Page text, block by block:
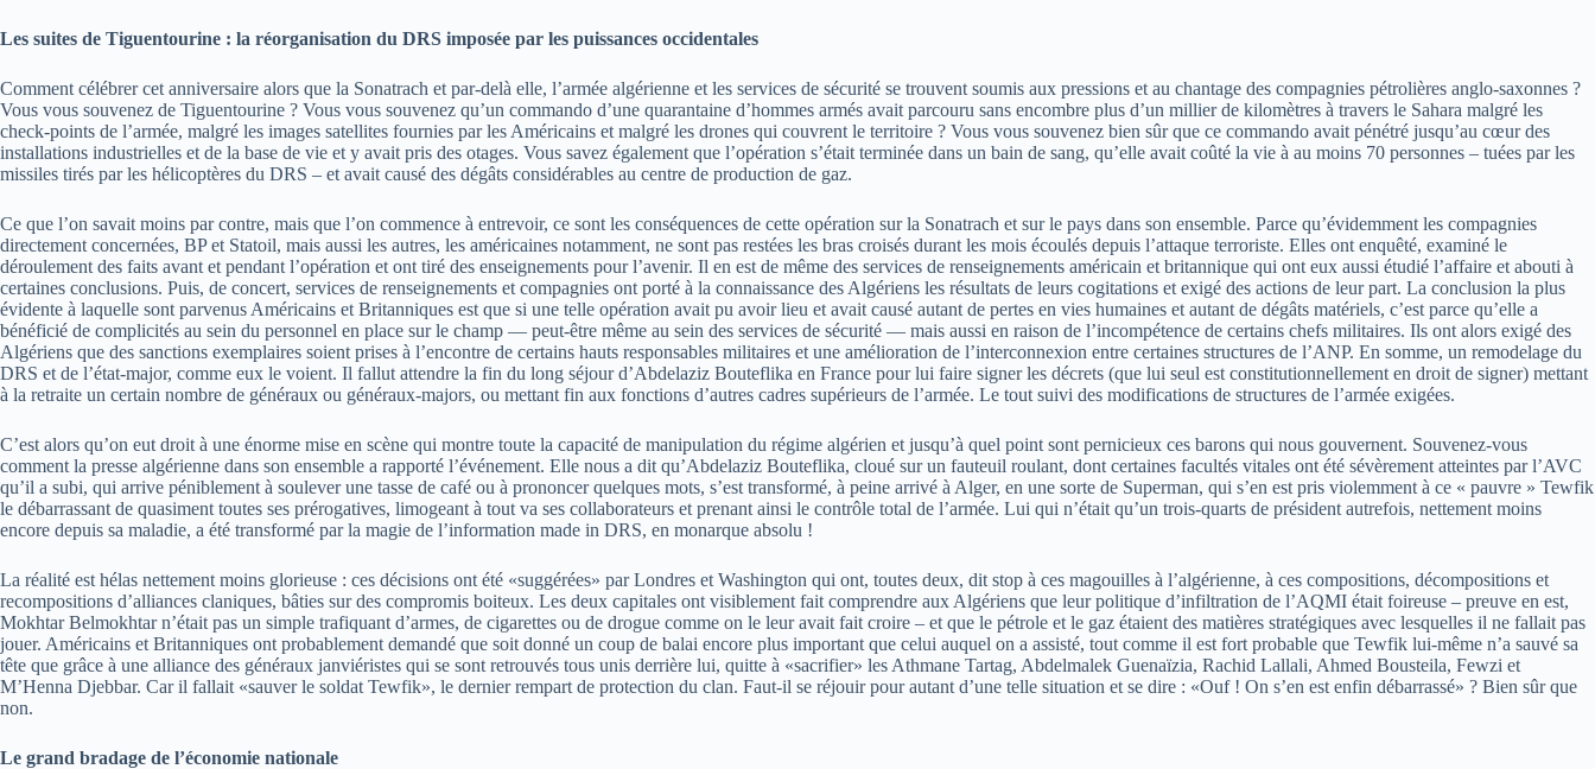
Les suites de Tiguentourine : la réorganisation du DRS imposée par les puissances occidentales
Comment célébrer cet anniversaire alors que la Sonatrach et par-delà elle, l’armée algérienne et les services de sécurité se trouvent soumis aux pressions et au chantage des compagnies pétrolières anglo-saxonnes ?
Vous vous souvenez de Tiguentourine ? Vous vous souvenez qu’un commando d’une quarantaine d’hommes armés avait parcouru sans encombre plus d’un millier de kilomètres à travers le Sahara malgré les
check-points de l’armée, malgré les images satellites fournies par les Américains et malgré les drones qui couvrent le territoire ? Vous vous souvenez bien sûr que ce commando avait pénétré jusqu’au cœur des
installations industrielles et de la base de vie et y avait pris des otages. Vous savez également que l’opération s’était terminée dans un bain de sang, qu’elle avait coûté la vie à au moins 70 personnes – tuées par les
missiles tirés par les hélicoptères du DRS – et avait causé des dégâts considérables au centre de production de gaz.
Ce que l’on savait moins par contre, mais que l’on commence à entrevoir, ce sont les conséquences de cette opération sur la Sonatrach et sur le pays dans son ensemble. Parce qu’évidemment les compagnies
directement concernées, BP et Statoil, mais aussi les autres, les américaines notamment, ne sont pas restées les bras croisés durant les mois écoulés depuis l’attaque terroriste. Elles ont enquêté, examiné le
déroulement des faits avant et pendant l’opération et ont tiré des enseignements pour l’avenir. Il en est de même des services de renseignements américain et britannique qui ont eux aussi étudié l’affaire et abouti à
certaines conclusions. Puis, de concert, services de renseignements et compagnies ont porté à la connaissance des Algériens les résultats de leurs cogitations et exigé des actions de leur part. La conclusion la plus
évidente à laquelle sont parvenus Américains et Britanniques est que si une telle opération avait pu avoir lieu et avait causé autant de pertes en vies humaines et autant de dégâts matériels, c’est parce qu’elle a
bénéficié de complicités au sein du personnel en place sur le champ — peut-être même au sein des services de sécurité — mais aussi en raison de l’incompétence de certains chefs militaires. Ils ont alors exigé des
Algériens que des sanctions exemplaires soient prises à l’encontre de certains hauts responsables militaires et une amélioration de l’interconnexion entre certaines structures de l’ANP. En somme, un remodelage du
DRS et de l’état-major, comme eux le voient. Il fallut attendre la fin du long séjour d’Abdelaziz Bouteflika en France pour lui faire signer les décrets (que lui seul est constitutionnellement en droit de signer) mettant
à la retraite un certain nombre de généraux ou généraux-majors, ou mettant fin aux fonctions d’autres cadres supérieurs de l’armée. Le tout suivi des modifications de structures de l’armée exigées.
C’est alors qu’on eut droit à une énorme mise en scène qui montre toute la capacité de manipulation du régime algérien et jusqu’à quel point sont pernicieux ces barons qui nous gouvernent. Souvenez-vous
comment la presse algérienne dans son ensemble a rapporté l’événement. Elle nous a dit qu’Abdelaziz Bouteflika, cloué sur un fauteuil roulant, dont certaines facultés vitales ont été sévèrement atteintes par l’AVC
qu’il a subi, qui arrive péniblement à soulever une tasse de café ou à prononcer quelques mots, s’est transformé, à peine arrivé à Alger, en une sorte de Superman, qui s’en est pris violemment à ce « pauvre » Tewfik
le débarrassant de quasiment toutes ses prérogatives, limogeant à tout va ses collaborateurs et prenant ainsi le contrôle total de l’armée. Lui qui n’était qu’un trois-quarts de président autrefois, nettement moins
encore depuis sa maladie, a été transformé par la magie de l’information made in DRS, en monarque absolu !
La réalité est hélas nettement moins glorieuse : ces décisions ont été «suggérées» par Londres et Washington qui ont, toutes deux, dit stop à ces magouilles à l’algérienne, à ces compositions, décompositions et
recompositions d’alliances claniques, bâties sur des compromis boiteux. Les deux capitales ont visiblement fait comprendre aux Algériens que leur politique d’infiltration de l’AQMI était foireuse – preuve en est,
Mokhtar Belmokhtar n’était pas un simple trafiquant d’armes, de cigarettes ou de drogue comme on le leur avait fait croire – et que le pétrole et le gaz étaient des matières stratégiques avec lesquelles il ne fallait pas
jouer. Américains et Britanniques ont probablement demandé que soit donné un coup de balai encore plus important que celui auquel on a assisté, tout comme il est fort probable que Tewfik lui-même n’a sauvé sa
tête que grâce à une alliance des généraux janviéristes qui se sont retrouvés tous unis derrière lui, quitte à «sacrifier» les Athmane Tartag, Abdelmalek Guenaïzia, Rachid Lallali, Ahmed Bousteila, Fewzi et
M’Henna Djebbar. Car il fallait «sauver le soldat Tewfik», le dernier rempart de protection du clan. Faut-il se réjouir pour autant d’une telle situation et se dire : «Ouf ! On s’en est enfin débarrassé» ? Bien sûr que
non.
Le grand bradage de l’économie nationale